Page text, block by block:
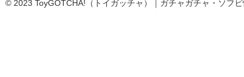
© 2023 ToyGOTCHA!（トイガッチャ）｜ガチャガチャ・ソフビ